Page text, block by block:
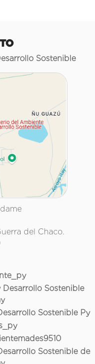
Sostenible
del Chaco.
Sostenible
Sostenible Py
Sostenible de